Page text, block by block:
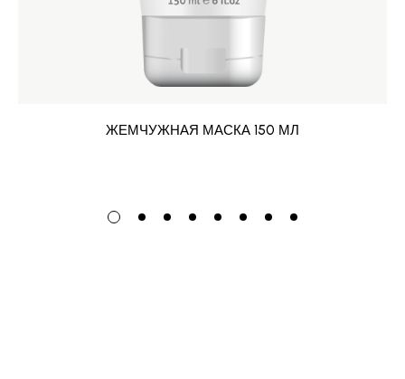
ЖЕМЧУЖНАЯ МАСКА 150 МЛ